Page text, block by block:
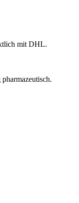
mit DHL.